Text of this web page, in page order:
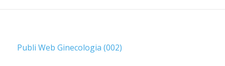
Publi Web Ginecologia (002)